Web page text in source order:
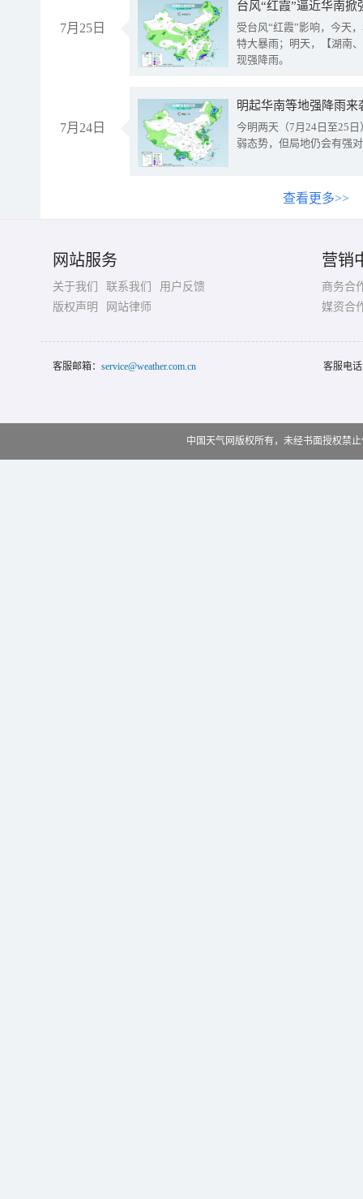
7月25日
台风“红霞”逼近华南
受台风“红霞”影响，今天
特大暴雨；明天，【湖南
现强降雨。
7月24日
明起华南等地强降雨
今明两天（7月24日至25
弱态势，但局地仍会有强
查看更多>>
网站服务
关于我们 联系我们
用户反馈
版权声明
网站律师
营销
商务合
媒资合
客服邮箱： service@weather.com.cn 客服电
中国天气网版权所有，未经书面授权